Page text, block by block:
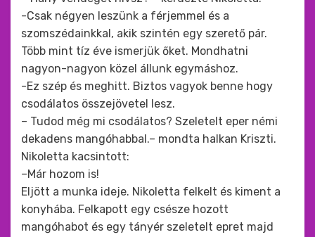
-Csak négyen leszünk a férjemmel és a
szomszédainkkal, akik szintén egy szerető pár.
Több mint tíz éve ismerjük őket. Mondhatni
nagyon-nagyon közel állunk egymáshoz.
-Ez szép és meghitt. Biztos vagyok benne hogy
csodálatos összejövetel lesz.
– Tudod még mi csodálatos? Szeletelt eper némi
dekadens mangóhabbal.– mondta halkan Kriszti.
Nikoletta kacsintott:
–Már hozom is!
Eljött a munka ideje. Nikoletta felkelt és kiment a
konyhába. Felkapott egy csésze hozott
mangóhabot és egy tányér szeletelt epret majd